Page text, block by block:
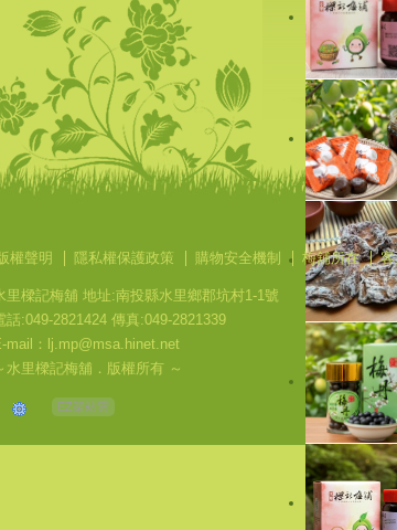
權聲明 隱私權保護政策 購物安全機制 梅舖所在
里樑記梅舖 地址:南投縣水里鄉郡坑村1-1號
話:049-2821424 傳真:049-2821339
mail：lj.mp@msa.hinet.net
水里樑記梅舖．版權所有 ～
EZ架站雲